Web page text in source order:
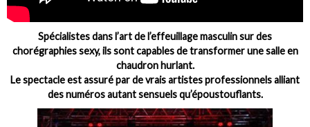
Spécialistes dans l’art de l’effeuillage masculin sur des
chorégraphies sexy, ils sont capables de transformer une salle en
chaudron hurlant.
Le spectacle est assuré par de vrais artistes professionnels alliant
des numéros autant sensuels qu’époustouflants.